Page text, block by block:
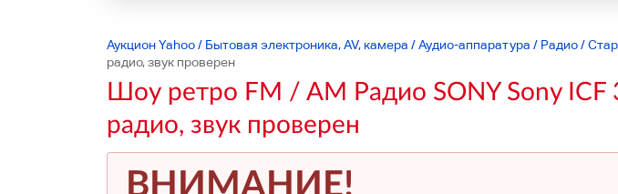
Аукцион Yahoo/ Бытовая электроника, AV, камера /Аудио-аппаратура / Радио/
радио, звук проверен
Шоу ретро FM / AM Радио SONY Sony
радио, звук проверен
ВНИМАНИЕ!